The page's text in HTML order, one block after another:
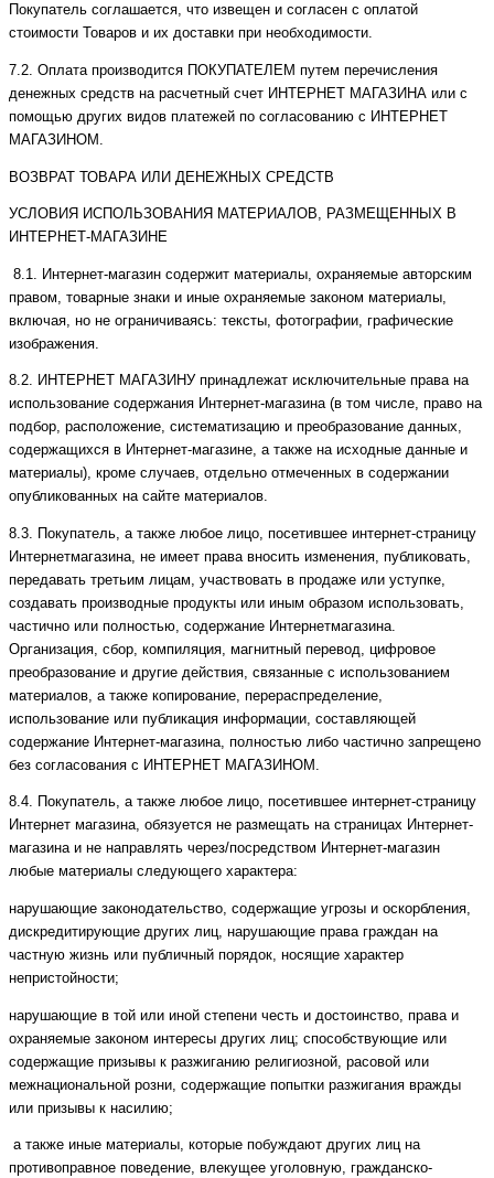
Покупатель соглашается, что извещен и согласен с оплатой
стоимости Товаров и их доставки при необходимости.
7.2. Оплата производится ПОКУПАТЕЛЕМ путем перечисления
денежных средств на расчетный счет ИНТЕРНЕТ МАГАЗИНА или с
помощью других видов платежей по согласованию с ИНТЕРНЕТ
МАГАЗИНОМ.
ВОЗВРАТ ТОВАРА ИЛИ ДЕНЕЖНЫХ СРЕДСТВ
УСЛОВИЯ ИСПОЛЬЗОВАНИЯ МАТЕРИАЛОВ, РАЗМЕЩЕННЫХ В
ИНТЕРНЕТ-МАГАЗИНЕ
8.1. Интернет-магазин содержит материалы, охраняемые авторским
правом, товарные знаки и иные охраняемые законом материалы,
включая, но не ограничиваясь: тексты, фотографии, графические
изображения.
8.2. ИНТЕРНЕТ МАГАЗИНУ принадлежат исключительные права на
использование содержания Интернет-магазина (в том числе, право на
подбор, расположение, систематизацию и преобразование данных,
содержащихся в Интернет-магазине, а также на исходные данные и
материалы), кроме случаев, отдельно отмеченных в содержании
опубликованных на сайте материалов.
8.3. Покупатель, а также любое лицо, посетившее интернет-страницу
Интернетмагазина, не имеет права вносить изменения, публиковать,
передавать третьим лицам, участвовать в продаже или уступке,
создавать производные продукты или иным образом использовать,
частично или полностью, содержание Интернетмагазина.
Организация, сбор, компиляция, магнитный перевод, цифровое
преобразование и другие действия, связанные с использованием
материалов, а также копирование, перераспределение,
использование или публикация информации, составляющей
содержание Интернет-магазина, полностью либо частично запрещено
без согласования с ИНТЕРНЕТ МАГАЗИНОМ.
8.4. Покупатель, а также любое лицо, посетившее интернет-страницу
Интернет магазина, обязуется не размещать на страницах Интернет-
магазина и не направлять через/посредством Интернет-магазин
любые материалы следующего характера:
нарушающие законодательство, содержащие угрозы и оскорбления,
дискредитирующие других лиц, нарушающие права граждан на
частную жизнь или публичный порядок, носящие характер
непристойности;
нарушающие в той или иной степени честь и достоинство, права и
охраняемые законом интересы других лиц; способствующие или
содержащие призывы к разжиганию религиозной, расовой или
межнациональной розни, содержащие попытки разжигания вражды
или призывы к насилию;
а также иные материалы, которые побуждают других лиц на
противоправное поведение, влекущее уголовную, гражданско-